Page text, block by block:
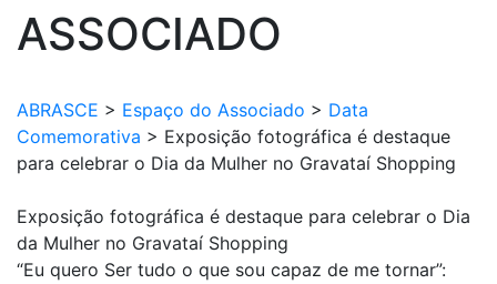
ASSOCIADO
ABRASCE > Espaço do Associado > Data
Comemorativa > Exposição fotográfica é destaque
para celebrar o Dia da Mulher no Gravataí Shopping
Exposição fotográfica é destaque para celebrar o Dia
da Mulher no Gravataí Shopping
“Eu quero Ser tudo o que sou capaz de me tornar”: